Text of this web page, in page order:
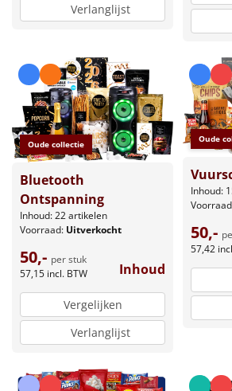
Verlanglijst
Oude collectie
Bluetooth
Ontspanning
Inhoud: 22 artikelen
Voorraad: Uitverkocht
50,- per stuk
57,15 incl. BTW Inhoud
Vergelijken
Verlanglijst
Oude
Inhoud:
50,-
57,42